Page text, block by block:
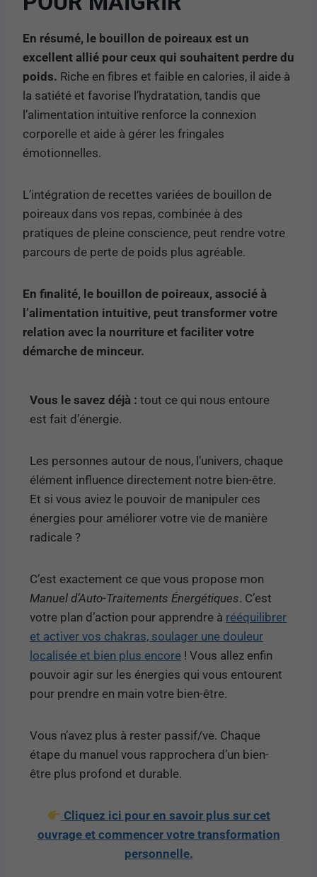
En résumé, le bouillon de poireaux est un
excellent allié pour ceux qui souhaitent perdre du
poids. Riche en fibres et faible en calories, il aide à
la satiété et favorise l’hydratation, tandis que
l’alimentation intuitive renforce la connexion
corporelle et aide à gérer les fringales
émotionnelles.
L’intégration de recettes variées de bouillon de
poireaux dans vos repas, combinée à des
pratiques de pleine conscience, peut rendre votre
parcours de perte de poids plus agréable.
En finalité, le bouillon de poireaux, associé à
l’alimentation intuitive, peut transformer votre
relation avec la nourriture et faciliter votre
démarche de minceur.
Vous le savez déjà : tout ce qui nous entoure
est fait d’énergie.
Les personnes autour de nous, l’univers, chaque
élément influence directement notre bien-être.
Et si vous aviez le pouvoir de manipuler ces
énergies pour améliorer votre vie de manière
radicale ?
C’est exactement ce que vous propose mon
Manuel d’Auto-Traitements Énergétiques. C’est
votre plan d’action pour apprendre à rééquilibrer
et activer vos chakras, soulager une douleur
localisée et bien plus encore ! Vous allez enfin
pouvoir agir sur les énergies qui vous entourent
pour prendre en main votre bien-être.
Vous n’avez plus à rester passif/ve. Chaque
étape du manuel vous rapprochera d’un bien-
être plus profond et durable.
Cliquez ici pour en savoir plus sur cet
ouvrage et commencer votre transformation
personnelle.